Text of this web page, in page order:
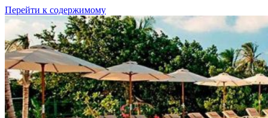
Перейти к содержимому